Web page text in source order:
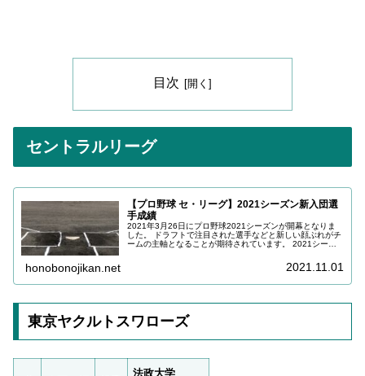
目次
セントラルリーグ
【プロ野球 セ・リーグ】2021シーズン新入団選
手成績
2021年3月26日にプロ野球2021シーズンが開幕となりま
した。 ドラフトで注目された選手などと新しい顔ぶれがチ
ームの主軸となることが期待されています。 2021シーズ
していきますので、参考にしていただけますと幸いです。
honobonojikan.net 2021.11.01
東京ヤクルトスワローズ
法政大学